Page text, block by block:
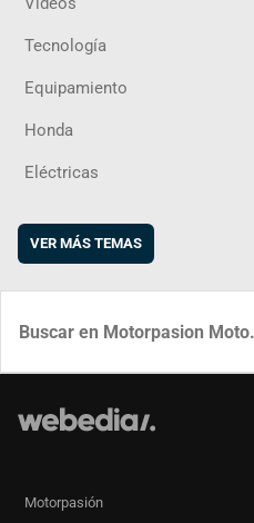
Tecnología
Equipamiento
Honda
Eléctricas
VER MÁS TEMAS
Motorpasión